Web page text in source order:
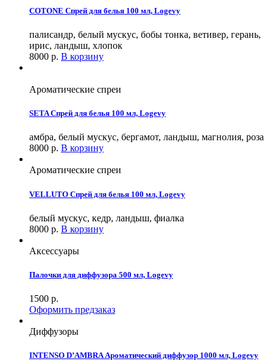
COTONE Спрей для белья 100 мл, Logevy
палисандр, белый мускус, бобы тонка, ветивер, герань,
ирис, ландыш, хлопок
8000 р. В корзину
Ароматические спреи
SETA Спрей для белья 100 мл, Logevy
амбра, белый мускус, бергамот, ландыш, магнолия, роза
8000 р. В корзину
Ароматические спреи
VELLUTO Спрей для белья 100 мл, Logevy
белый мускус, кедр, ландыш, фиалка
8000 р. В корзину
Аксессуары
Палочки для диффузора 500 мл, Logevy
1500 р.
Оформить предзаказ
Диффузоры
INTENSO D’AMBRA Ароматический диффузор 1000 мл, Logevy